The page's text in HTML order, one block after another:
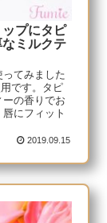
プにタピ
ミルクテ
てみました
です。タピ
の香りでお
にフィット
2019.09.15